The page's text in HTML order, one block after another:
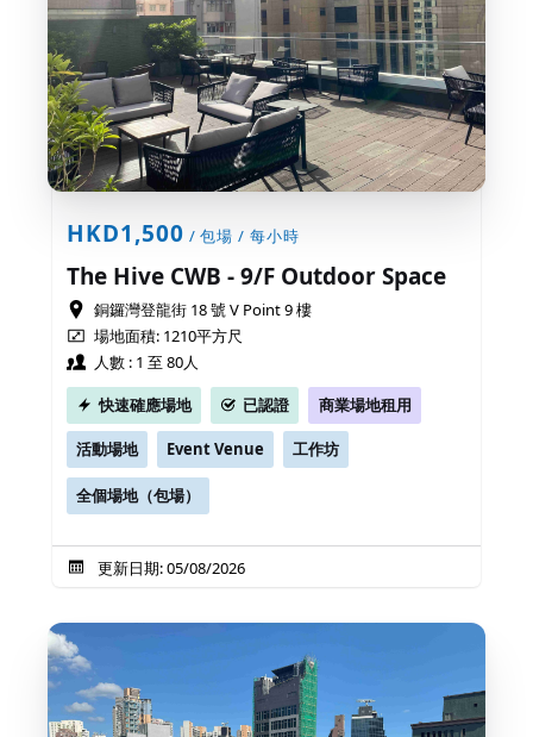
HKD1,500 / 包場 / 每小時
The Hive CWB - 9/F Outdoor Space
銅鑼灣登龍街 18 號 V Point 9 樓
場地面積: 1210平方尺
人數 : 1 至 80人
快速確應場地
已認證 商業場地租用
活動場地 Event Venue 工作坊
全個場地（包場）
更新日期: 05/08/2026